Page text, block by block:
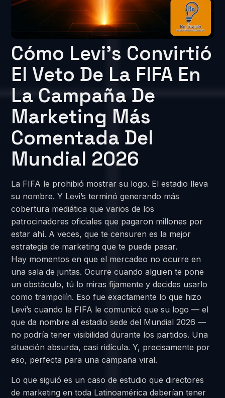
Cómo Levi’s Convirtió
El Veto De La FIFA En
La Campaña De
Marketing Más
Comentada Del
Mundial 2026
La FIFA le prohibió mostrar su logo. El estadio lleva
su nombre. Y Levi’s terminó generando más
cobertura mediática que varios de los
patrocinadores oficiales que pagaron millones por
estar ahí. A veces, que te censuren es la mejor
estrategia de marketing que te puede pasar.
Hay momentos en que el mercadeo no ocurre en
una sala de juntas. Ocurre cuando alguien te pone
un obstáculo, tú lo miras fijamente y decides usarlo
como trampolín. Eso fue exactamente lo que hizo
Levi’s cuando la FIFA le comunicó que su logo — el
que da nombre al estadio sede del Mundial 2026 —
no podría tener visibilidad durante los partidos. Una
situación absurda, casi ridícula. Y, precisamente por
eso, perfecta para una campaña viral.
Lo que siguió es un caso de estudio que directores
de marketing en toda Latinoamérica deberían tener